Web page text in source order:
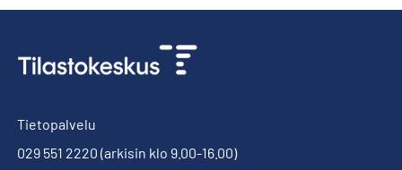
Tietopalvelu
029 551 2220 (arkisin klo 9.00-16.00)